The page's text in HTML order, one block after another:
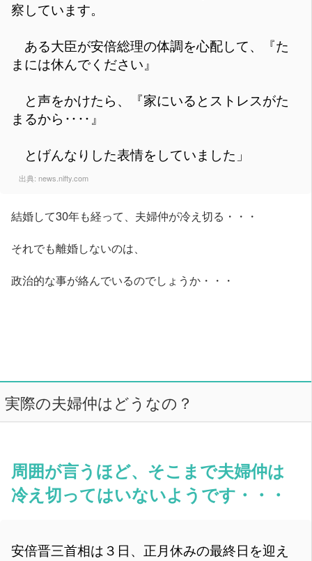
察しています。
ある大臣が安倍総理の体調を心配して、『た
まには休んでください』
と声をかけたら、『家にいるとストレスがた
まるから‥‥』
とげんなりした表情をしていました」
出典: news.nifty.com
結婚して30年も経って、夫婦仲が冷え切る・・・
それでも離婚しないのは、
政治的な事が絡んでいるのでしょうか・・・
実際の夫婦仲はどうなの？
周囲が言うほど、そこまで夫婦仲は
冷え切ってはいないようです・・・
安倍晋三首相は３日、正月休みの最終日を迎え